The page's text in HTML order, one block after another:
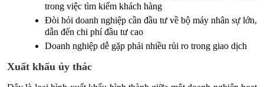
trong việc tìm kiếm khách hàng
Đòi hỏi doanh nghiệp cần đầu tư về bộ máy nhân sự lớn,
dẫn đến chi phí đầu tư cao
Doanh nghiệp dễ gặp phải nhiều rủi ro trong giao dịch
Xuất khẩu ủy thác